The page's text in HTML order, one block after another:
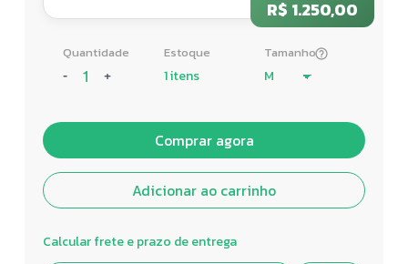
R$ 1.250,00
Quantidade
- +
Estoque
1 itens
Tamanho
Comprar agora
Adicionar ao carrinho
Calcular frete e prazo de entrega